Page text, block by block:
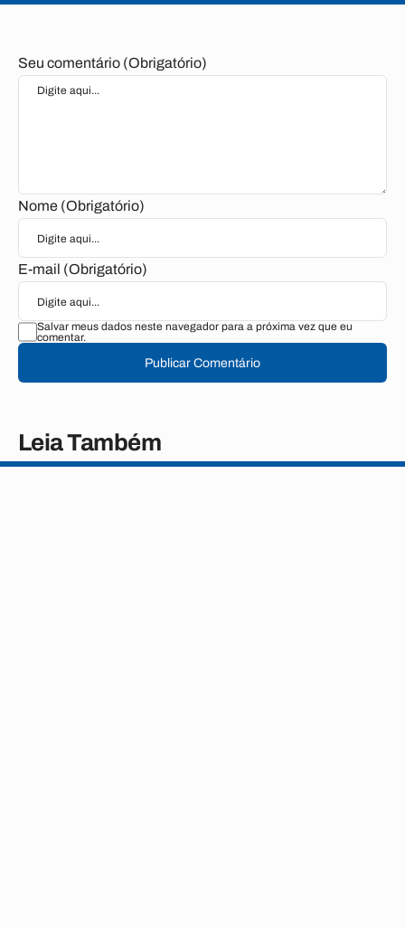
Seu comentário (Obrigatório)
Nome (Obrigatório)
E-mail (Obrigatório)
Salvar meus dados neste navegador para a próxima vez que eu
comentar.
Publicar Comentário
Leia Também